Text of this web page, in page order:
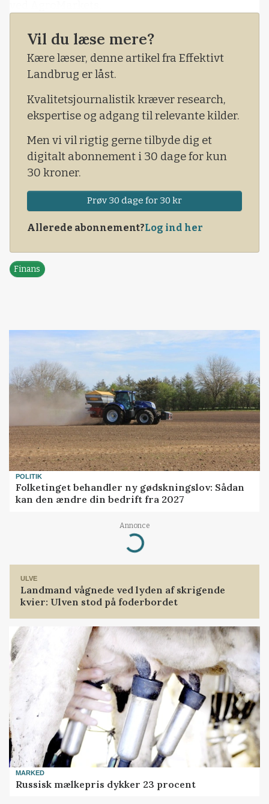
Vil du læse mere?
Kære læser, denne artikel fra Effektivt
Landbrug er låst.
Kvalitetsjournalistik kræver research,
ekspertise og adgang til relevante kilder.
Men vi vil rigtig gerne tilbyde dig et
digitalt abonnement i 30 dage for kun
30 kroner.
Prøv 30 dage for 30 kr
Allerede abonnement?Log ind her
Finans
POLITIK
Folketinget behandler ny gødskningslov: Sådan
kan den ændre din bedrift fra 2027
Annonce
Loading...
ULVE
Landmand vågnede ved lyden af skrigende
kvier: Ulven stod på foderbordet
MARKED
Russisk mælkepris dykker 23 procent